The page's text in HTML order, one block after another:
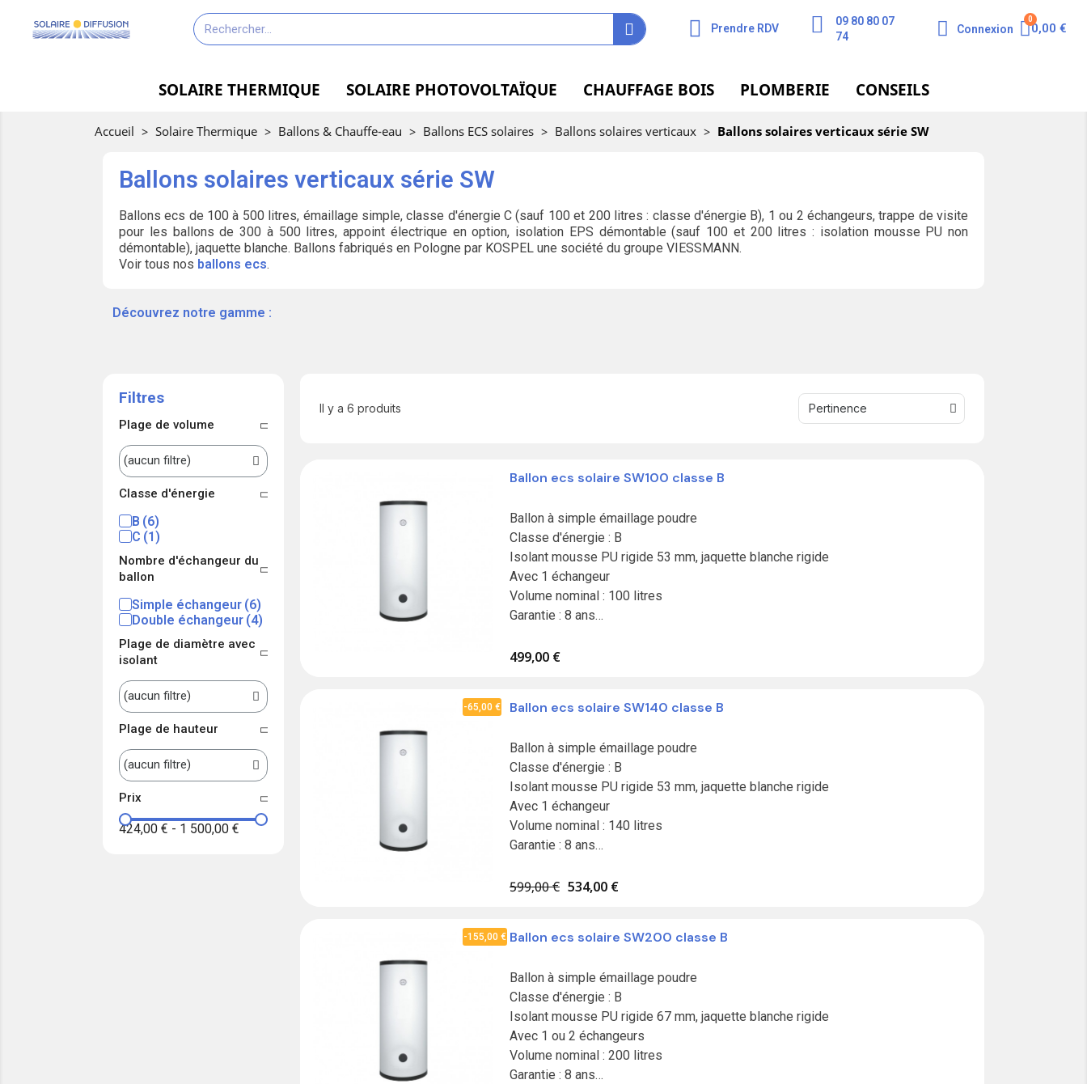
Prendre RDV
09 80 80 07
74
Connexion 0,00 €
SOLAIRE THERMIQUE SOLAIRE PHOTOVOLTAÏQUE CHAUFFAGE BOIS PLOMBERIE CONSEILS
Accueil > Solaire Thermique > Ballons & Chauffe-eau > Ballons ECS solaires > Ballons solaires verticaux > Ballons solaires verticaux série SW
Ballons solaires verticaux série SW
Ballons ecs de 100 à 500 litres, émaillage simple, classe d'énergie C (sauf 100 et 200 litres : classe d'énergie B), 1 ou 2 échangeurs, trappe de visite
pour les ballons de 300 à 500 litres, appoint électrique en option, isolation EPS démontable (sauf 100 et 200 litres : isolation mousse PU non
démontable), jaquette blanche. Ballons fabriqués en Pologne par KOSPEL une société du groupe VIESSMANN.
Voir tous nos ballons ecs.
‎ ‎ ‎‎ ‎Découvrez notre gamme :
Filtres
Plage de volume
Classe d'énergie
B
C
Nombre d'échangeur du
ballon
Simple échangeur
Double échangeur
Plage de diamètre avec
isolant
Plage de hauteur
Prix
424,00 € - 1 500,00 €
Il y a 6 produits
Ballon ecs solaire SW100 classe B
Ballon à simple émaillage poudre
Classe d'énergie : B
Isolant mousse PU rigide 53 mm, jaquette blanche rigide
Avec 1 échangeur
Volume nominal : 100 litres
Garantie : 8 ans
Résistance à commander séparément
499,00 €
-65,00 € Ballon ecs solaire SW140 classe B
Ballon à simple émaillage poudre
Classe d'énergie : B
Isolant mousse PU rigide 53 mm, jaquette blanche rigide
Avec 1 échangeur
Volume nominal : 140 litres
Garantie : 8 ans
Résistance à commander séparément
599,00 € 534,00 €
-155,00 € Ballon ecs solaire SW200 classe B
Ballon à simple émaillage poudre
Classe d'énergie : B
Isolant mousse PU rigide 67 mm, jaquette blanche rigide
Avec 1 ou 2 échangeurs
Volume nominal : 200 litres
Garantie : 8 ans